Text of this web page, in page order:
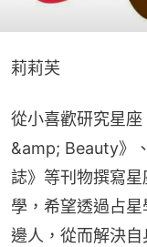
莉莉芙
從小喜歡研究星
&amp; Beauty》
誌》等刊物撰寫
學，希望透過占
邊人，從而解決